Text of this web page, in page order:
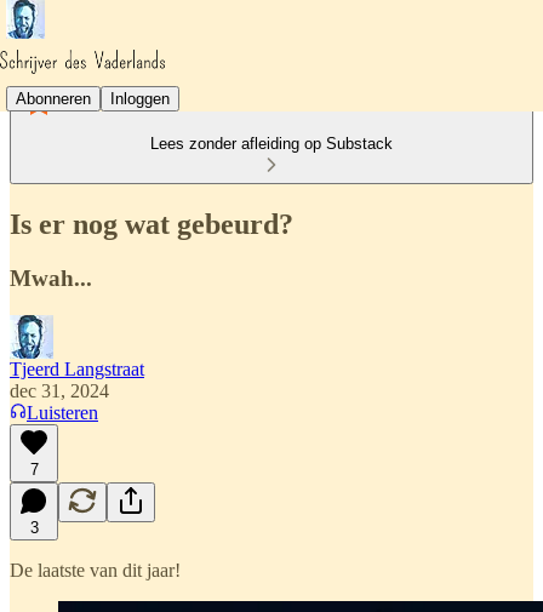
Abonneren Inloggen
Lees zonder afleiding op Substack
Is er nog wat gebeurd?
Mwah...
Tjeerd Langstraat
dec 31, 2024
Luisteren
7
3
De laatste van dit jaar!